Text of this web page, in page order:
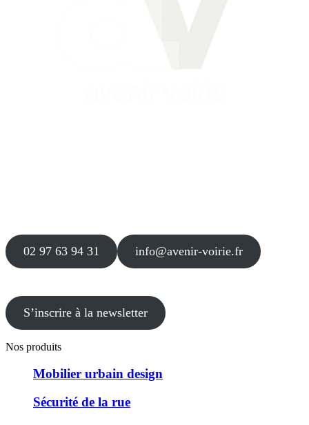
02 97 63 94 31 info@avenir-voirie.fr
S’inscrire à la newsletter
Nos produits
Mobilier urbain design
Sécurité de la rue